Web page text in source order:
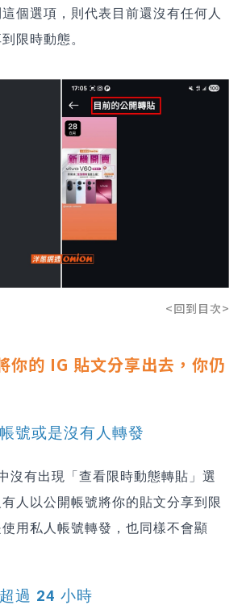
個選項，則代表目前還沒有任何人
限時動態。
<回到目次>
你的 IG 貼文分享出去，你仍
號或是沒有人轉發
沒有出現「查看限時動態轉貼」選
人以公開帳號將你的貼文分享到限
用私人帳號轉發，也同樣不會顯
過 24 小時